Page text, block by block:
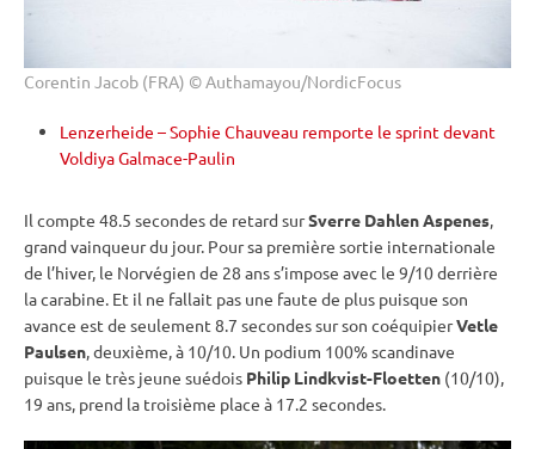
Corentin Jacob (FRA) © Authamayou/NordicFocus
Lenzerheide – Sophie Chauveau remporte le sprint devant
Voldiya Galmace-Paulin
Il compte 48.5 secondes de retard surSverre Dahlen Aspenes,
grand vainqueur du jour. Pour sa première sortie internationale
de l’hiver, le Norvégien de 28 ans s’impose avec le 9/10 derrière
lacarabine. Et il ne fallait pas une faute de plus puisque son
avance est de seulement 8.7 secondes sur son coéquipierVetle
Paulsen, deuxième, à 10/10. Un podium 100% scandinave
puisque le très jeune suédois Philip Lindkvist-Floetten (10/10),
19 ans, prend la troisième place à 17.2 secondes.